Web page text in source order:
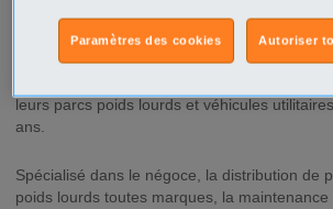
Indépendant AD POIDS LOURDS en
leurs parcs poids lourds et véhicules
ans.
Spécialisé dans le négoce, la distribution de
poids lourds toutes marques, la maintenance
Autoriser
Paramètres des cookies